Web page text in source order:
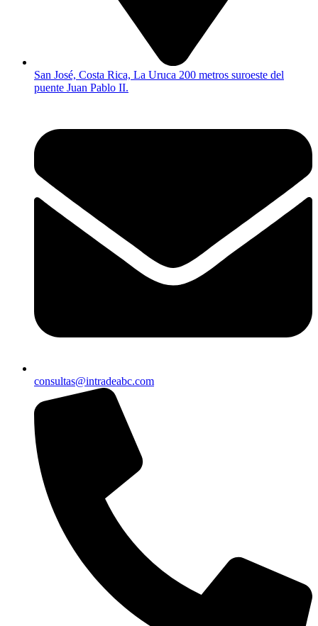
San José, Costa Rica, La Uruca 200 metros suroeste del
puente Juan Pablo II.
consultas@intradeabc.com